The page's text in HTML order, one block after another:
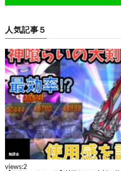
人気記事５